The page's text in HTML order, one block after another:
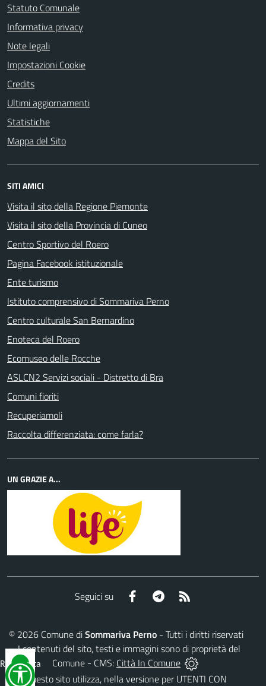
Statuto Comunale
Informativa privacy
Note legali
Impostazioni Cookie
Credits
Ultimi aggiornamenti
Statistiche
Mappa del Sito
SITI AMICI
Visita il sito della Regione Piemonte
Visita il sito della Provincia di Cuneo
Centro Sportivo del Roero
Pagina Facebook istituzionale
Ente turismo
Istituto comprensivo di Sommariva Perno
Centro culturale San Bernardino
Enoteca del Roero
Ecomuseo delle Rocche
ASLCN2 Servizi sociali - Distretto di Bra
Comuni fioriti
Recuperiamoli
Raccolta differenziata: come farla?
UN GRAZIE A...
Seguici su Facebook Telegram
© 2026Comune diSommariva Perno- Tutti i diritti riservati
- I contenuti del sito, testi e immagini sono di proprietà del
Comune - CMS: Città In Comune
Questo sito utilizza, nella versione per UTENTI CON
Reimposta
tutto